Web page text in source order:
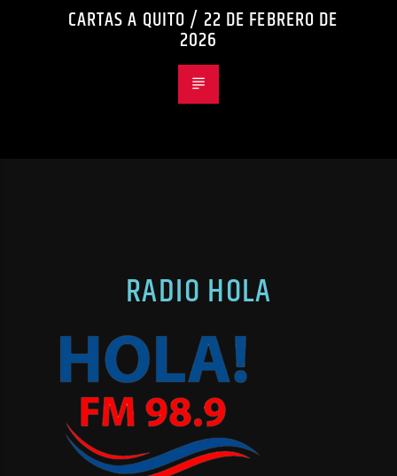
CARTAS A QUITO / 22 DE FEBRERO DE
2026
RADIO HOLA